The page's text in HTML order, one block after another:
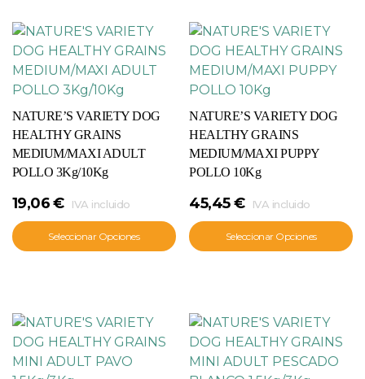
NATURE’S VARIETY DOG
HEALTHY GRAINS
MEDIUM/MAXI ADULT
POLLO 3Kg/10Kg
19,06€ IVA incluido
Seleccionar Opciones
NATURE’S VARIETY DOG
HEALTHY GRAINS
MEDIUM/MAXI PUPPY
POLLO 10Kg
45,45€ IVA incluido
Seleccionar Opciones